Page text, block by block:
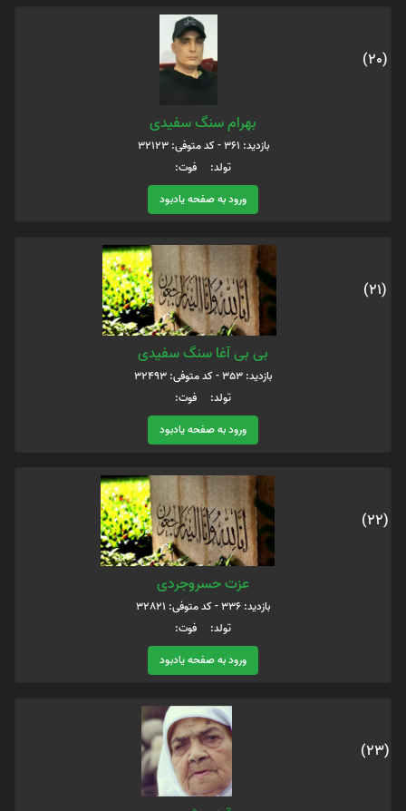
(20)
بهرام سنگ سفیدی
بازدید: 361 - کد متوفی: 32123
تولد: فوت:
ورود به صفحه یادبود
(21)
بی بی آغا سنگ سفیدی
بازدید: 353 - کد متوفی: 32493
تولد: فوت:
ورود به صفحه یادبود
(22)
عزت حسروجردی
بازدید: 336 - کد متوفی: 32821
تولد: فوت:
ورود به صفحه یادبود
(23)